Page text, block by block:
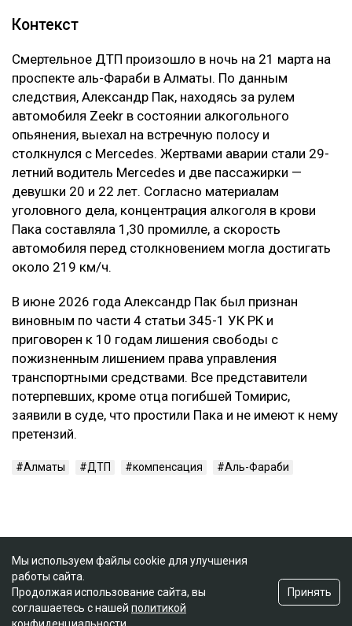
Контекст
Смертельное ДТП произошло в ночь на 21 марта на
проспекте аль-Фараби в Алматы. По данным
следствия, Александр Пак, находясь за рулем
автомобиля Zeekr в состоянии алкогольного
опьянения, выехал на встречную полосу и
столкнулся с Mercedes. Жертвами аварии стали 29-
летний водитель Mercedes и две пассажирки —
девушки 20 и 22 лет. Согласно материалам
уголовного дела, концентрация алкоголя в крови
Пака составляла 1,30 промилле, а скорость
автомобиля перед столкновением могла достигать
около 219 км/ч.
В июне 2026 года Александр Пак был признан
виновным по части 4 статьи 345-1 УК РК и
приговорен к 10 годам лишения свободы с
пожизненным лишением права управления
транспортными средствами. Все представители
потерпевших, кроме отца погибшей Томирис,
заявили в суде, что простили Пака и не имеют к нему
претензий.
Алматы ДТП компенсация Аль-Фараби
Мы используем файлы cookie для улучшения
работы сайта.
Продолжая использование сайта, вы
соглашаетесь с нашей политикой
Принять